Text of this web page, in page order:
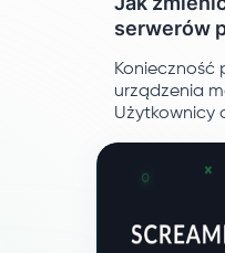
serwerów
Konieczność
urządzenia
Użytkownicy